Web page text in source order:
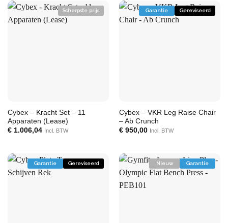
Scherpste prijs
Cybex – Kracht Set – 11
Apparaten (Lease)
€1.006,04 Incl. BTW
Garantie Gereviseerd
Cybex – VKR Leg Raise Chair
– Ab Crunch
€950,00 Incl. BTW
Garantie Gereviseerd Nieuw Garantie